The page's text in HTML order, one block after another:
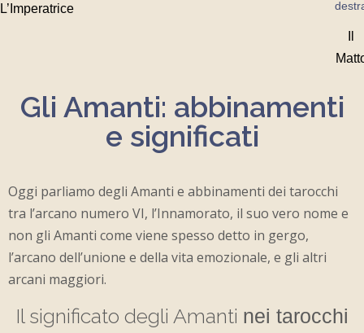
L’Imperatrice
Gli Amanti: abbinamenti
e significati
Oggi parliamo degli Amanti e abbinamenti dei tarocchi
tra l’arcano numero VI, l’Innamorato, il suo vero nome e
non gli Amanti come viene spesso detto in gergo,
l’arcano dell’unione e della vita emozionale, e gli altri
arcani maggiori.
Il significato degli Amanti nei tarocchi